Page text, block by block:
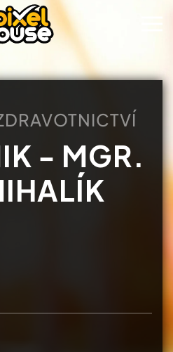
- MGR.